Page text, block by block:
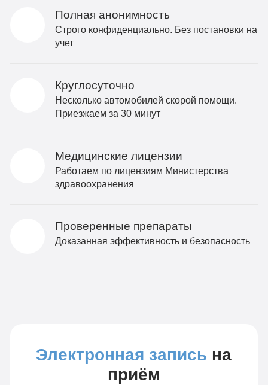
Полная анонимность
Строго конфиденциально. Без постановки на
учет
Круглосуточно
Несколько автомобилей скорой помощи.
Приезжаем за 30 минут
Медицинские лицензии
Работаем по лицензиям Министерства
здравоохранения
Проверенные препараты
Доказанная эффективность и безопасность
Электронная запись на
приём